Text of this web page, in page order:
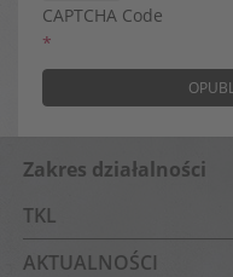
CAPTCHA Code
*
Zakres działalności
TKL
AKTUALNOŚCI